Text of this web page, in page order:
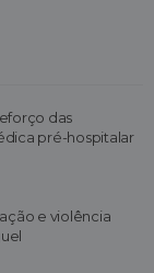
das
pré-hospitalar
e violência